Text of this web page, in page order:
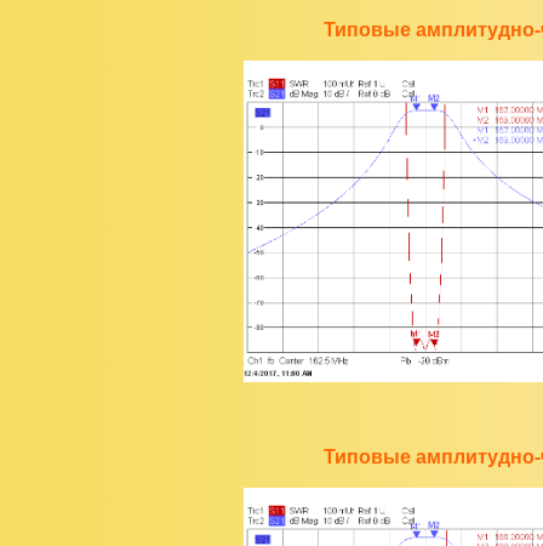
Типовые амплитудно-
Типовые амплитудно-